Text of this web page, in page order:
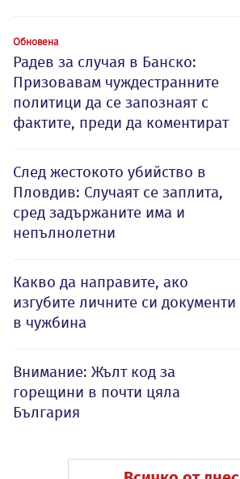
Обновена
Радев за случая в Банско:
Призовавам чуждестранните
политици да се запознаят с
фактите, преди да коментират
След жестокото убийство в
Пловдив: Случаят се заплита,
сред задържаните има и
непълнолетни
Какво да направите, ако
изгубите личните си документи
в чужбина
Внимание: Жълт код за
горещини в почти цяла
България